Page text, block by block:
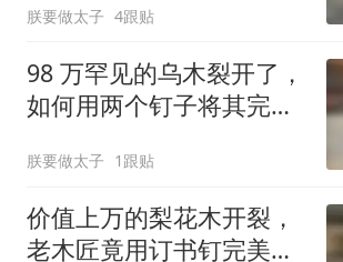
朕要做太子 4跟贴
98 万罕见的乌木裂开了，
如何用两个钉子将其完美
朕要做太子 1跟贴
价值上万的梨花木开裂，
老木匠竟用订书钉完美修